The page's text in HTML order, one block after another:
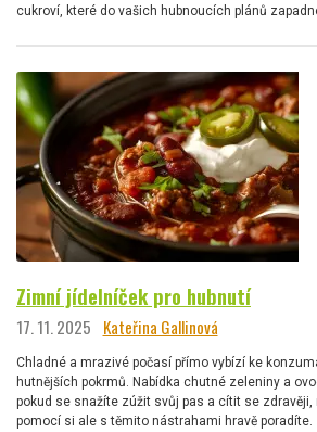
cukroví, které do vašich hubnoucích plánů
Zimní jídelníček pro hubnutí
17. 11. 2025 Kateřina Gallinová
Chladné a mrazivé počasí přímo vybízí ke
hutnějších pokrmů. Nabídka chutné zeleniny a
pokud se snažíte zúžit svůj pas a cítit se zdravěji,
pomocí si ale s těmito nástrahami hravě poradíte.